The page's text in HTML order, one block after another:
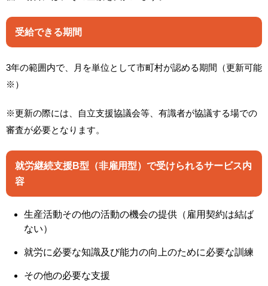
受給できる期間
3年の範囲内で、月を単位として市町村が認める期間（更新可能
※）
※更新の際には、自立支援協議会等、有識者が協議する場での
審査が必要となります。
就労継続支援B型（非雇用型）で受けられるサービス内
容
生産活動その他の活動の機会の提供（雇用契約は結ば
ない）
就労に必要な知識及び能力の向上のために必要な訓練
その他の必要な支援